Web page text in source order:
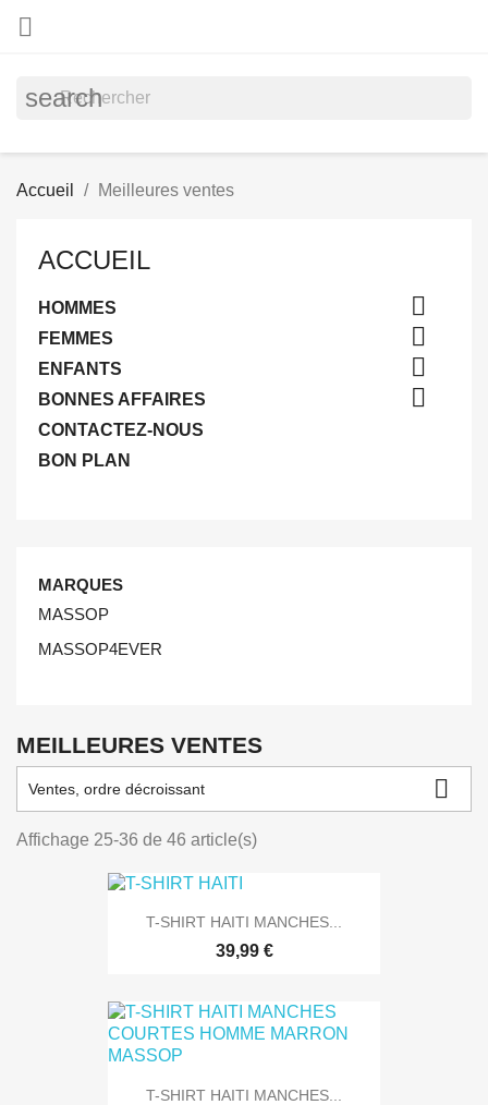

search
Accueil Meilleures ventes
ACCUEIL
HOMMES 
FEMMES 
ENFANTS 
BONNES AFFAIRES 
CONTACTEZ-NOUS
BON PLAN
MARQUES
MASSOP
MASSOP4EVER
MEILLEURES VENTES
Ventes, ordre décroissant 
Affichage 25-36 de 46 article(s)
T-SHIRT HAITI MANCHES...
39,99 €
T-SHIRT HAITI MANCHES...